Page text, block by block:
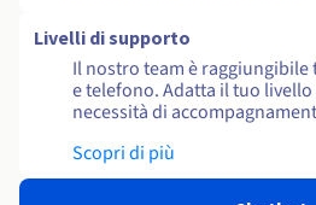
Livelli di supporto
Il nostro team è
e telefono. Adatta il tuo
necessità di
Scopri di più